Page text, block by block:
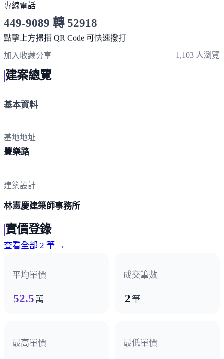
專線電話
449-9089 轉 52918
服務時間 10:00～19:00
點擊上方掃描 QR Code 可快速撥打
加入收藏分享 1,103 人瀏覽
建案總覽
基本資料
基地地址
豐樂路
建築設計
林憲慶建築師事務所
實價登錄
查看全部 2 筆 →
平均單價
52.5 萬
成交筆數
2筆
最高單價 最低單價